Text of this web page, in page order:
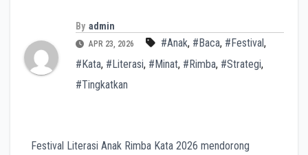
By admin
APR 23, 2026 #Anak, #Baca, #Festival,
#Kata, #Literasi, #Minat, #Rimba, #Strategi,
#Tingkatkan
Festival Literasi Anak Rimba Kata 2026 mendorong